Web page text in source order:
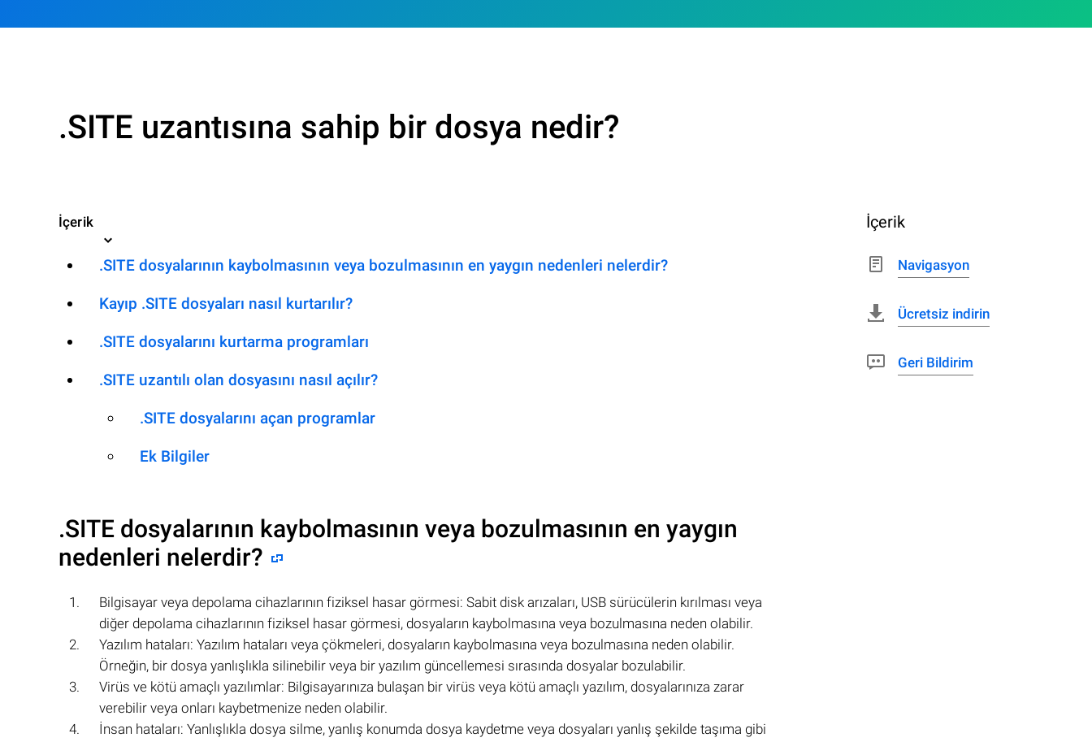
.SITE uzantısına sahip bir dosya nedir?
İçerik
.SITE dosyalarının kaybolmasının veya bozulmasının en yaygın nedenleri nelerdir?
Kayıp .SITE dosyaları nasıl kurtarılır?
.SITE dosyalarını kurtarma programları
.SITE uzantılı olan dosyasını nasıl açılır?
.SITE dosyalarını açan programlar
Ek Bilgiler
.SITE dosyalarının kaybolmasının veya bozulmasının en yaygın
nedenleri nelerdir?
Bilgisayar veya depolama cihazlarının fiziksel hasar görmesi: Sabit disk arızaları, USB sürücülerin kırılması veya
diğer depolama cihazlarının fiziksel hasar görmesi, dosyaların kaybolmasına veya bozulmasına neden olabilir.
Yazılım hataları: Yazılım hataları veya çökmeleri, dosyaların kaybolmasına veya bozulmasına neden olabilir.
Örneğin, bir dosya yanlışlıkla silinebilir veya bir yazılım güncellemesi sırasında dosyalar bozulabilir.
Virüs ve kötü amaçlı yazılımlar: Bilgisayarınıza bulaşan bir virüs veya kötü amaçlı yazılım, dosyalarınıza zarar
verebilir veya onları kaybetmenize neden olabilir.
İnsan hataları: Yanlışlıkla dosya silme, yanlış konumda dosya kaydetme veya dosyaları yanlış şekilde taşıma gibi
İçerik
Navigasyon
Ücretsiz indirin
Geri Bildirim